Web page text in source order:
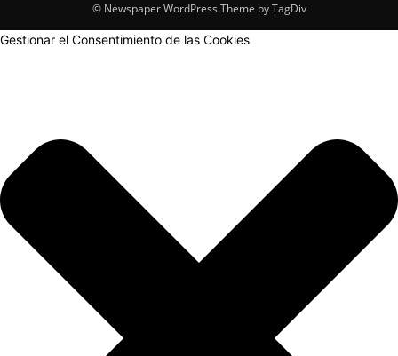
© Newspaper WordPress Theme by TagDiv
Gestionar el Consentimiento de las Cookies